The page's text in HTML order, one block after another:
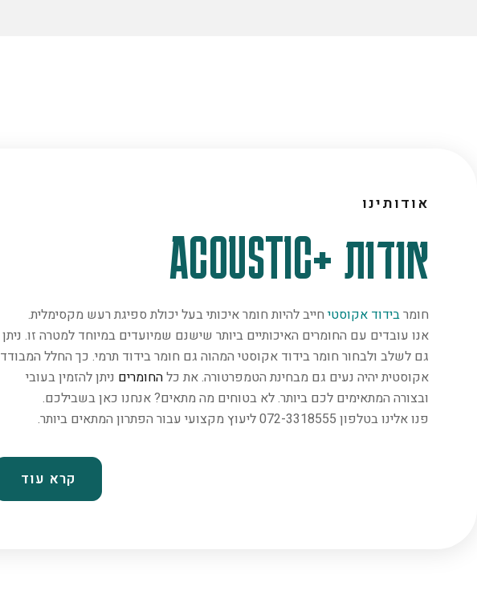
אודותינו
אודות +ACOUSTIC
חומרבידוד אקוסטי חייב להיות חומר איכותי בעל יכולת ספיגת רעש מקסימלית.
אנו עובדים עם החומרים האיכותיים ביותר שישנם שמיועדים במיוחד למטרה זו. ניתן
גם לשלב ולבחור חומר בידוד אקוסטי המהוה גם חומר בידוד תרמי. כך החלל המבודד
אקוסטית יהיה נעים גם מבחינת הטמפרטורה. את כלהחומרים ניתן להזמין בעובי
ובצורה המתאימים לכם ביותר. לא בטוחים מה מתאים? אנחנו כאן בשבילכם.
פנו אלינו בטלפון 072-3318555 ליעוץ מקצועי עבור הפתרון המתאים ביותר.
קרא עוד